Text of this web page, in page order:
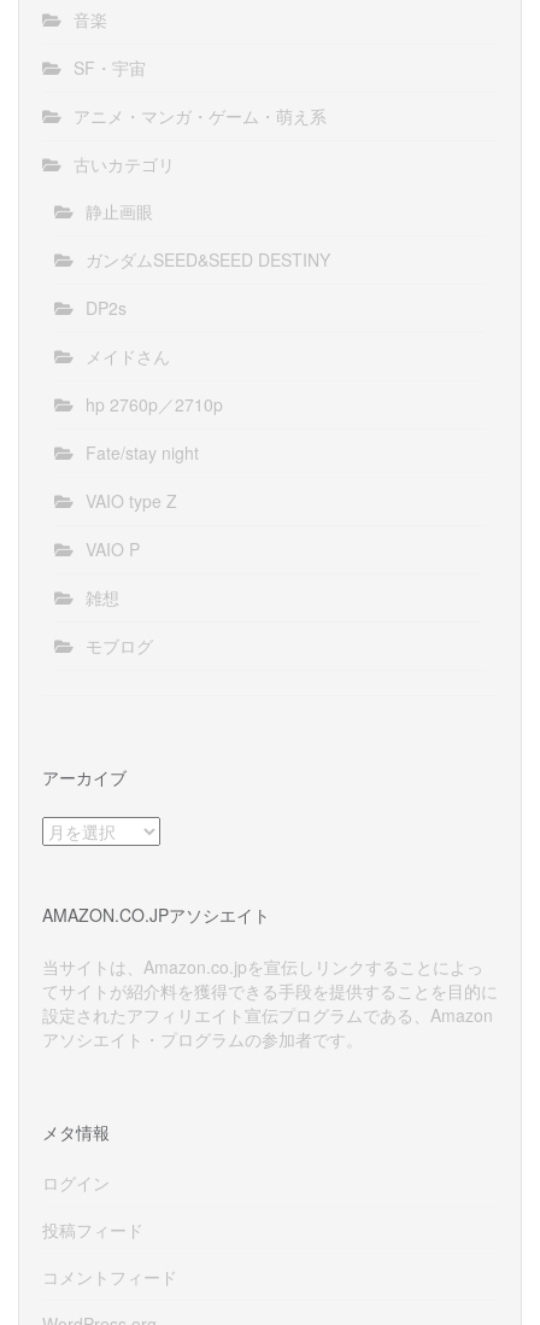
音楽
SF・宇宙
アニメ・マンガ・ゲーム・萌え系
古いカテゴリ
静止画眼
ガンダムSEED&SEED DESTINY
DP2s
メイドさん
hp 2760p／2710p
Fate/stay night
VAIO type Z
VAIO P
雑想
モブログ
アーカイブ
ア
ー
ブ
AMAZON.CO.JPアソシエイト
当サイトは、Amazon.co.jpを宣伝しリンクすることによっ
てサイトが紹介料を獲得できる手段を提供することを目的に
設定されたアフィリエイト宣伝プログラムである、Amazon
アソシエイト・プログラムの参加者です。
メタ情報
ログイン
投稿フィード
コメントフィード